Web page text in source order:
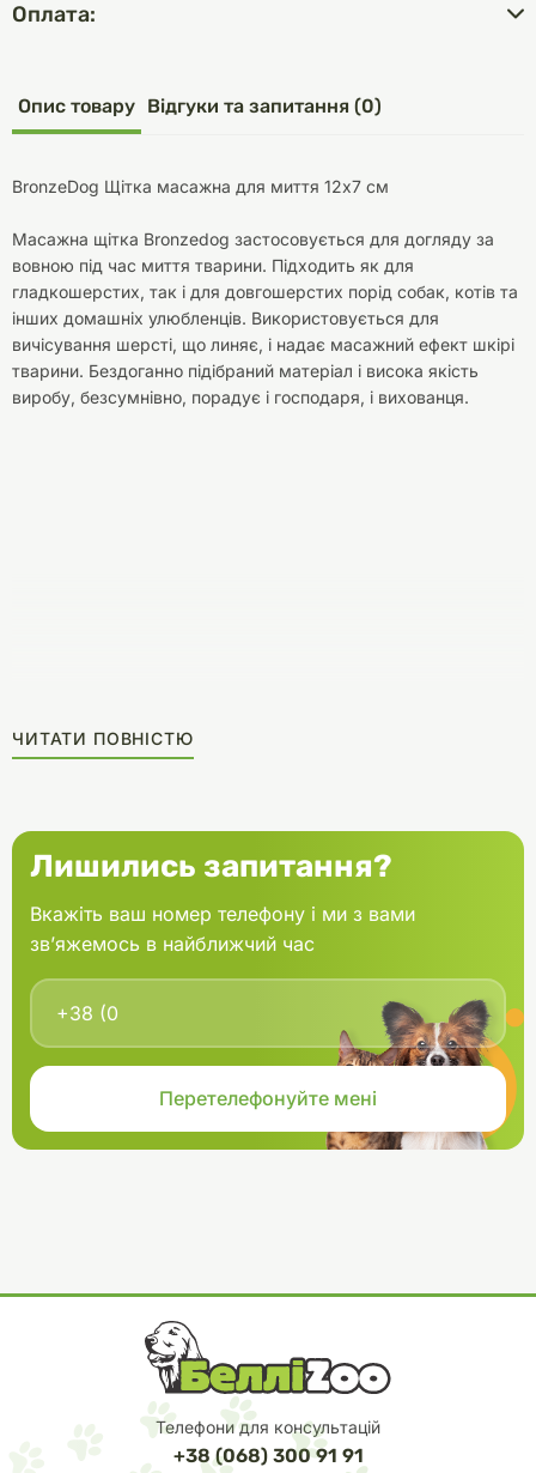
Оплата:
Опис товару Відгуки та запитання (0)
BronzeDog Щітка масажна для миття 12х7 см
Масажна щітка Bronzedog застосовується для догляду за
вовною під час миття тварини. Підходить як для
гладкошерстих, так і для довгошерстих порід собак, котів та
інших домашніх улюбленців. Використовується для
вичісування шерсті, що линяє, і надає масажний ефект шкірі
тварини. Бездоганно підібраний матеріал і висока якість
виробу, безсумнівно, порадує і господаря, і вихованця.
ЧИТАТИ ПОВНІСТЮ
Лишились запитання?
Вкажіть ваш номер телефону і ми з вами
зв’яжемось в найближчий час
Телефони для консультацій
+38 (068) 300 91 91